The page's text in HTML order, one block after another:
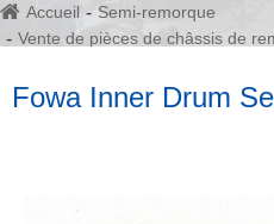
Accueil
Semi-remorque
Vente de pièces de châssis de
Fowa Inner Drum Series Axle
Fowa Inner Drum